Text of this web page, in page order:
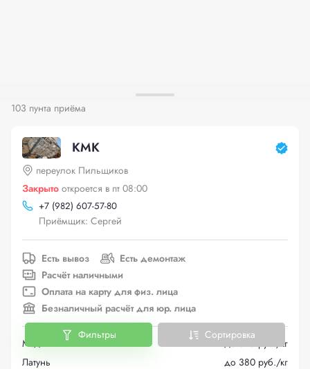
103 пунта приёма
КМК
переулок Пильщиков
Закрыто откроется в пт 08:00
+7 (982) 607-57-80
Приёмщик: Сергей
Есть вывоз
Есть демонтаж
Расчёт наличными
Оплата на карту для физ. лица
Безналичный расчёт для юр. лица
Медь
до 625 руб./кг
Латунь
до 380 руб./кг
Фильтры Сортировка